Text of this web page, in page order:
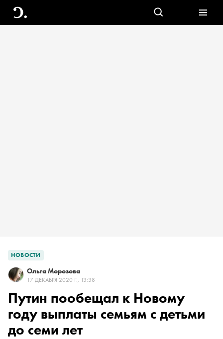
НОВОСТИ
Ольга Морозова
17 ДЕКАБРЯ 2020 Г., 13:38
Путин пообещал к Новому
году выплаты семьям с детьми
до семи лет